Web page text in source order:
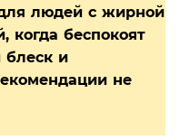
людей с жирной
когда беспокоят
и
не